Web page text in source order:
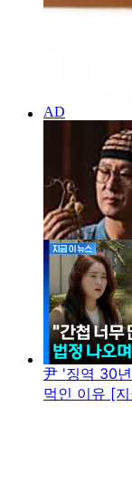
尹 '징역 30
먹인 이유 [